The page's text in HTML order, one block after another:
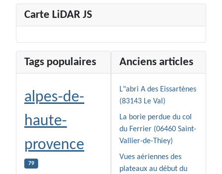
Carte LiDAR JS
Tags populaires
alpes-de-
haute-
provence
79
Anciens articles
L"abri A des Eissartènes
(83143 Le Val)
La borie perdue du col
du Ferrier (06460 Saint-
Vallier-de-Thiey)
Vues aériennes des
plateaux au début du